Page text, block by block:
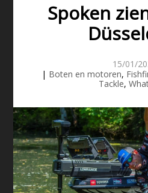
Spoken
15/01/
| Boten en motoren,
Tackle,